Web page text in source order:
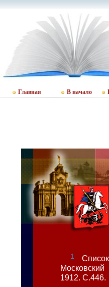
Главная В начало
1
1912. С.446.